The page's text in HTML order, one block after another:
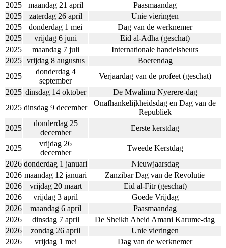
2025
maandag 21 april
Paasmaandag
2025
zaterdag 26 april
Unie vieringen
2025
donderdag 1 mei
Dag van de werknemer
2025
vrijdag 6 juni
Eid al-Adha (geschat)
2025
maandag 7 juli
Internationale handelsbeurs
2025 vrijdag 8 augustus
Boerendag
2025
donderdag 4
september
Verjaardag van de profeet (geschat)
2025 dinsdag 14 oktober
De Mwalimu Nyerere-dag
2025 dinsdag 9 december
Onafhankelijkheidsdag en Dag van de
Republiek
2025
donderdag 25
december
Eerste kerstdag
2025
vrijdag 26
december
Tweede Kerstdag
2026 donderdag 1 januari
Nieuwjaarsdag
2026 maandag 12 januari
Zanzibar Dag van de Revolutie
2026
vrijdag 20 maart
Eid al-Fitr (geschat)
2026
vrijdag 3 april
Goede Vrijdag
2026
maandag 6 april
Paasmaandag
2026
dinsdag 7 april
De Sheikh Abeid Amani Karume-dag
2026
zondag 26 april
Unie vieringen
2026
vrijdag 1 mei
Dag van de werknemer